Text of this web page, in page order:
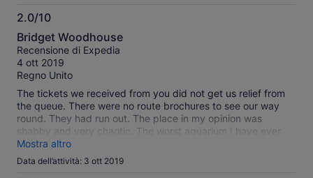
2.0/10
2.0
su
10
Bridget Woodhouse
Recensione di Expedia
4 ott 2019
Regno Unito
The tickets we received from you did not get us relief from
the queue. There were no route brochures to see our way
round. They had run out. The place in my opinion was
shabby and very chaotic. The worst aquarium I have ever
visited.
Mostra altro
Data dell’attività: 3 ott 2019